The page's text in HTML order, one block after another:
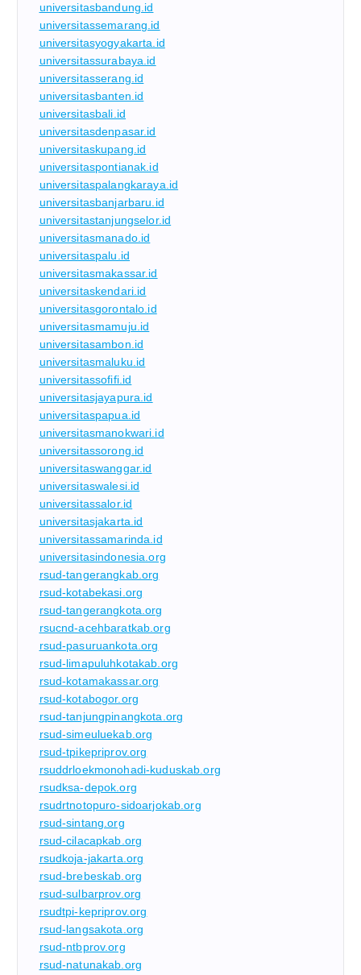
universitasbandung.id
universitassemarang.id
universitasyogyakarta.id
universitassurabaya.id
universitasserang.id
universitasbanten.id
universitasbali.id
universitasdenpasar.id
universitaskupang.id
universitaspontianak.id
universitaspalangkaraya.id
universitasbanjarbaru.id
universitastanjungselor.id
universitasmanado.id
universitaspalu.id
universitasmakassar.id
universitaskendari.id
universitasgorontalo.id
universitasmamuju.id
universitasambon.id
universitasmaluku.id
universitassofifi.id
universitasjayapura.id
universitaspapua.id
universitasmanokwari.id
universitassorong.id
universitaswanggar.id
universitaswalesi.id
universitassalor.id
universitasjakarta.id
universitassamarinda.id
universitasindonesia.org
rsud-tangerangkab.org
rsud-kotabekasi.org
rsud-tangerangkota.org
rsucnd-acehbaratkab.org
rsud-pasuruankota.org
rsud-limapuluhkotakab.org
rsud-kotamakassar.org
rsud-kotabogor.org
rsud-tanjungpinangkota.org
rsud-simeuluekab.org
rsud-tpikepriprov.org
rsuddrloekmonohadi-kuduskab.org
rsudksa-depok.org
rsudrtnotopuro-sidoarjokab.org
rsud-sintang.org
rsud-cilacapkab.org
rsudkoja-jakarta.org
rsud-brebeskab.org
rsud-sulbarprov.org
rsudtpi-kepriprov.org
rsud-langsakota.org
rsud-ntbprov.org
rsud-natunakab.org